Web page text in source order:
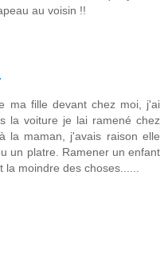
au voisin !!
ma fille devant chez moi, j'ai
la voiture je lai ramené chez
la maman, j'avais raison elle
un platre. Ramener un enfant
la moindre des choses......